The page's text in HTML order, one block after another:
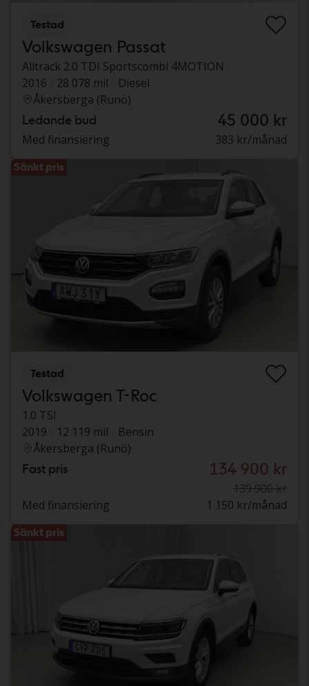
Testad
Volkswagen Passat
Alltrack 2.0 TDI Sportscombi 4MOTION
2016
28 078 mil
Diesel
Åkersberga (Runö)
Ledande bud 45 000 kr
Med finansiering 383 kr/månad
Sänkt pris
Testad
Volkswagen T-Roc
1.0 TSI
2019
12 119 mil
Bensin
Åkersberga (Runö)
Fast pris 134 900 kr
139 900 kr
Med finansiering
1 150 kr/månad
Sänkt pris